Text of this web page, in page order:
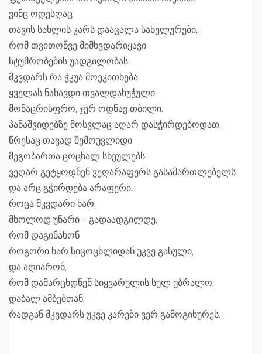
ვინც ოდესღაც
თავის სახლის კარს დააცალა სახელურები,
რომ თვითონვე მიმხვდარიყავი
სტუმრობების უადგილობას.
მკვდარს რა ჭკუა მოეკითხება,
ყველას ნახავდი თვალდახუჭული,
მონაცრისფრო, ჯერ ოდნავ თბილი.
პანაშვიდებზე მოსვლაც აღარ დასჭირდებოდათ,
წრესაც თავად შემოუვლიდი
მეგობართა ცოცხალ სხეულებს.
ვეღარ გეტყოდნენ ვეღარაფერს გასამართლებელს
და არც გჭირდება არაფერი,
როცა მკვდარი ხარ.
მხოლოდ უნარი – გადაადგილდე,
რომ დაგინახონ
როგორი ხარ სიცოცხლიდან უკვე გასული,
და აღიარონ,
რომ დამარცხდნენ სიყვარულის სულ უბრალო,
დაბალ ამბებთან,
რადგან მკვდარს უკვე კარები ვერ გამოგიხურეს.